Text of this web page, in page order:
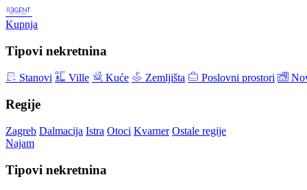
Kupnja
Tipovi nekretnina
Stanovi Ville Kuće Zemljišta Poslovni prostori
Regije
Zagreb Dalmacija Istra Otoci Kvarner Ostale regije
Najam
Tipovi nekretnina